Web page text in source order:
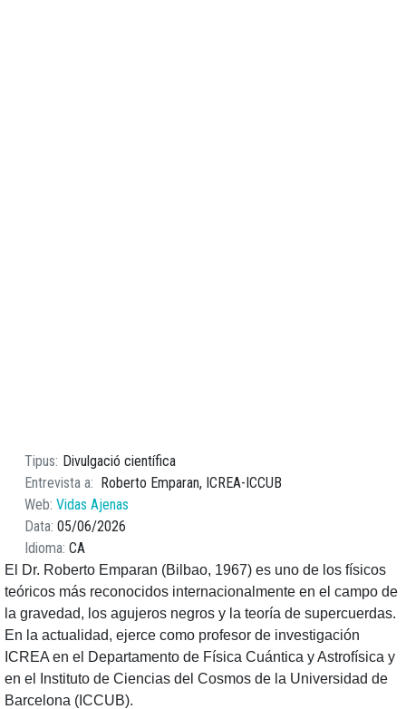
Tipus Divulgació científica
Entrevista a
Roberto Emparan, ICREA-ICCUB
Web Vidas Ajenas
Data 05/06/2026
Idioma CA
El Dr. Roberto Emparan (Bilbao, 1967) es uno de los físicos
teóricos más reconocidos internacionalmente en el campo de
la gravedad, los agujeros negros y la teoría de supercuerdas.
En la actualidad, ejerce como profesor de investigación
ICREA en el Departamento de Física Cuántica y Astrofísica y
en el Instituto de Ciencias del Cosmos de la Universidad de
Barcelona (ICCUB).